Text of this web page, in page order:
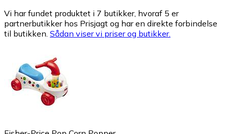
Vi har fundet produktet i 7 butikker, hvoraf 5 er
partnerbutikker hos Prisjagt og har en direkte forbindelse
til butikken. Sådan viser vi priser og butikker.